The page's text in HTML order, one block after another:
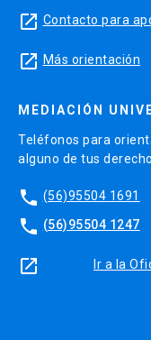
launch Contacto para
launch Más orientación
MEDIACIÓN
Teléfonos para
alguno de tus
phone (56)95504 1691
phone (56)95504 1247
launch Ir a la